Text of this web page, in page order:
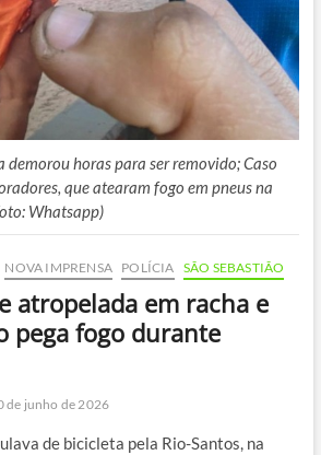
horas para ser removido; Caso
que atearam fogo em pneus na
Whatsapp)
NOVA IMPRENSA POLÍCIA SÃO SEBASTIÃO
atropelada em racha e
pega fogo durante
de junho de 2026
de bicicleta pela Rio-Santos, na